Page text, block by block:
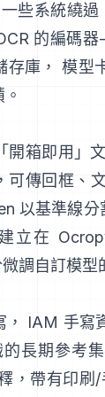
些系統繞過
的編碼
存庫 ， 模型
箱即用」
可傳回框、
以基準線分
建立在
調自訂模型
IAM 手寫
長期參考
，帶有印